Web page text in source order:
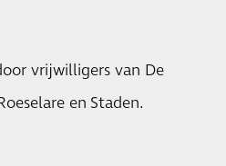
vrijwilligers van De
en Staden.